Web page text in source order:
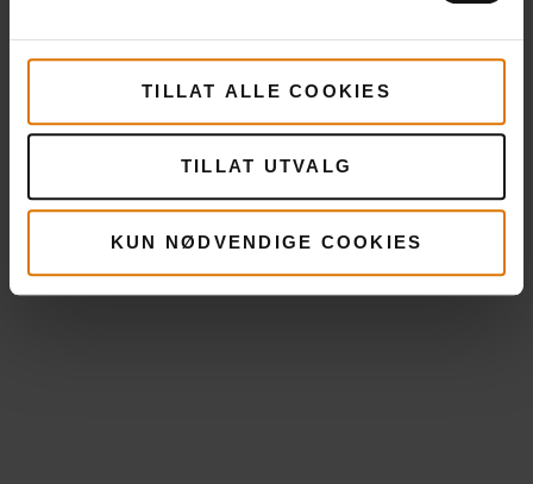
TILLAT ALLE COOKIES
TILLAT UTVALG
KUN NØDVENDIGE COOKIES